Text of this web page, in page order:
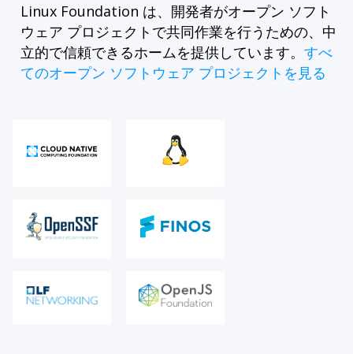
Linux Foundation は、開発者がオープン ソフト
ウェア プロジェクトで共同作業を行うための、中
立的で信頼できるホームを提供しています。 すべ
てのオープン ソフトウェア プロジェクトを見る